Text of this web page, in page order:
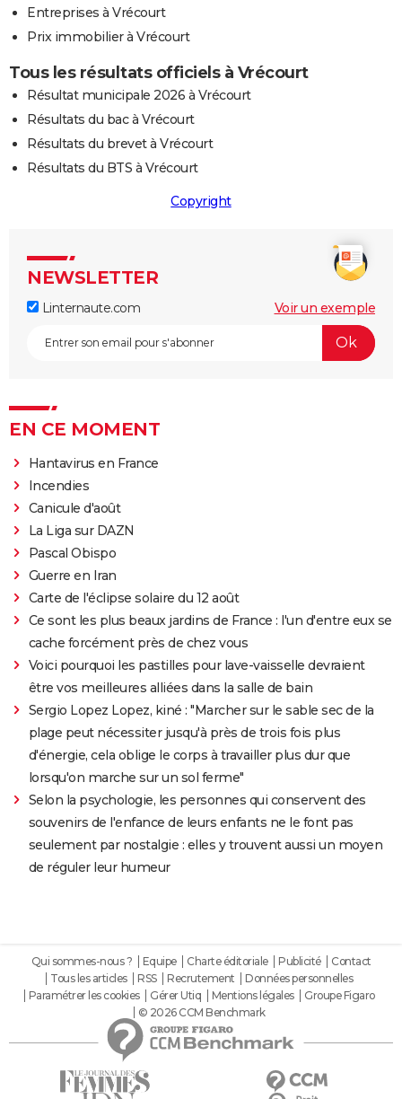
Entreprises à Vrécourt
Prix immobilier à Vrécourt
Tous les résultats officiels à Vrécourt
Résultat municipale 2026 à Vrécourt
Résultats du bac à Vrécourt
Résultats du brevet à Vrécourt
Résultats du BTS à Vrécourt
Copyright
NEWSLETTER
Linternaute.com Voir un exemple
EN CE MOMENT
Hantavirus en France
Incendies
Canicule d'août
La Liga sur DAZN
Pascal Obispo
Guerre en Iran
Carte de l'éclipse solaire du 12 août
Ce sont les plus beaux jardins de France : l'un d'entre eux se
cache forcément près de chez vous
Voici pourquoi les pastilles pour lave-vaisselle devraient
être vos meilleures alliées dans la salle de bain
Sergio Lopez Lopez, kiné : "Marcher sur le sable sec de la
plage peut nécessiter jusqu'à près de trois fois plus
d'énergie, cela oblige le corps à travailler plus dur que
lorsqu'on marche sur un sol ferme"
Selon la psychologie, les personnes qui conservent des
souvenirs de l'enfance de leurs enfants ne le font pas
seulement par nostalgie : elles y trouvent aussi un moyen
de réguler leur humeur
Qui sommes-nous ? Equipe Charte éditoriale Publicité
Contact
Tous les articles
RSS Recrutement
Données personnelles
Paramétrer les cookies
Gérer Utiq Mentions légales
Groupe Figaro
© 2026 CCM Benchmark